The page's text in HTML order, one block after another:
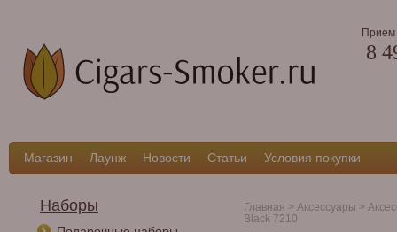
Прием
8
Магазин Лаунж Новости Статьи Условия покупки
Наборы Главная > Аксессуары >
Black 7210